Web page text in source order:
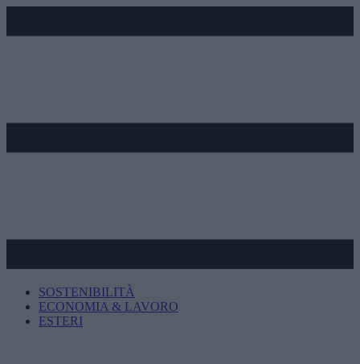
SOSTENIBILITÀ
ECONOMIA & LAVORO
ESTERI